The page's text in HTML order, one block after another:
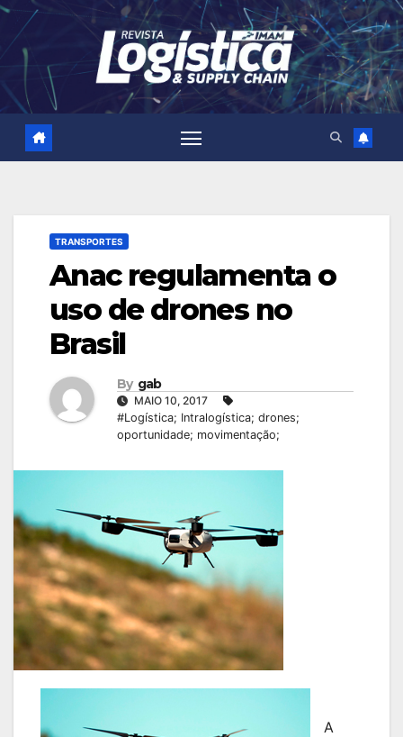
Skip
content
TRANSPORTES
Anac regulamenta o
uso de drones no
Brasil
By gab
MAIO 10, 2017
#Logística; Intralogística; drones;
oportunidade; movimentação;
A